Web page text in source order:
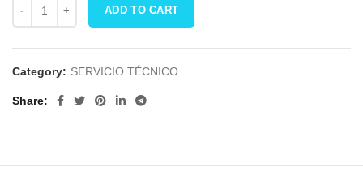
ADD TO CART
Category: SERVICIO TÉCNICO
Share